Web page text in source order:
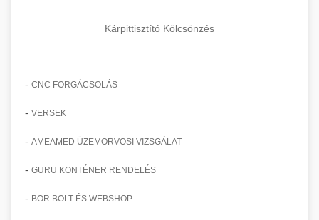
Kárpittisztító Kölcsönzés
- CNC FORGÁCSOLÁS
- VERSEK
- AMEAMED ÜZEMORVOSI VIZSGÁLAT
- GURU KONTÉNER RENDELÉS
- BOR BOLT ÉS WEBSHOP